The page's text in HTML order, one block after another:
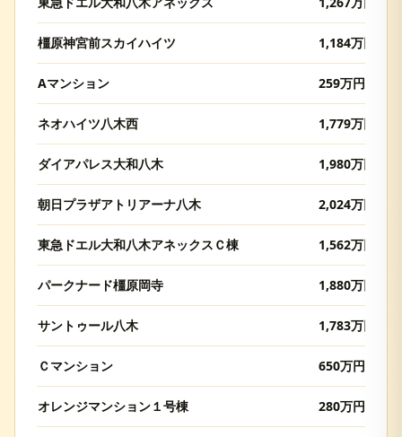
橿原神宮前スカイハイツ 1,184万円
Aマンション 259万円
ネオハイツ八木西 1,779万円
ダイアパレス大和八木 1,980万円
朝日プラザアトリアーナ八木 2,024万円
東急ドエル大和八木アネックスＣ棟 1,562万円
パークナード橿原岡寺 1,880万円
サントゥール八木 1,783万円
Ｃマンション 650万円
オレンジマンション１号棟 280万円